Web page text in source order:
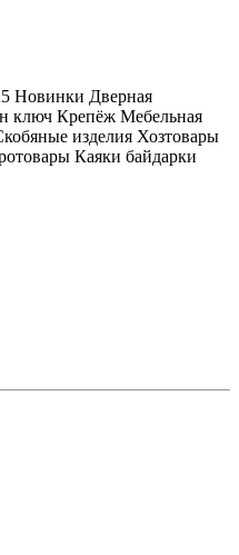
Новинки Дверная
ключ Крепёж Мебельная
изделия Хозтовары
Каяки байдарки